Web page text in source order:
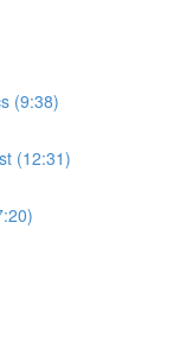
(9:38)
(12:31)